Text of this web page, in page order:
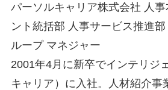
パーソルキャリア株式会社 人
ント統括部 人事サービス推進
ループ マネジャー
2001年4月に新卒でインテリジ
キャリア）に入社。人材紹介事